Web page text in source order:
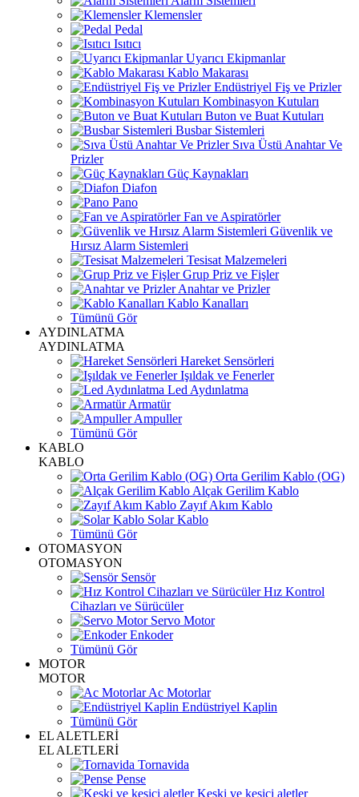
Klemensler
Pedal
Isıtıcı
Uyarıcı Ekipmanlar
Kablo Makarası
Endüstriyel Fiş ve Prizler
Kombinasyon Kutuları
Buton ve Buat Kutuları
Busbar Sistemleri
Sıva Üstü Anahtar Ve
Prizler
Güç Kaynakları
Diafon
Pano
Fan ve Aspiratörler
Güvenlik ve
Hırsız Alarm Sistemleri
Tesisat Malzemeleri
Grup Priz ve Fişler
Anahtar ve Prizler
Kablo Kanalları
Tümünü Gör
AYDINLATMA
AYDINLATMA
Hareket Sensörleri
Işıldak ve Fenerler
Led Aydınlatma
Armatür
Ampuller
Tümünü Gör
KABLO
KABLO
Orta Gerilim Kablo (OG)
Alçak Gerilim Kablo
Zayıf Akım Kablo
Solar Kablo
Tümünü Gör
OTOMASYON
OTOMASYON
Sensör
Hız Kontrol
Cihazları ve Sürücüler
Servo Motor
Enkoder
Tümünü Gör
MOTOR
MOTOR
Ac Motorlar
Endüstriyel Kaplin
Tümünü Gör
EL ALETLERİ
EL ALETLERİ
Tornavida
Pense
Keski ve kesici aletler